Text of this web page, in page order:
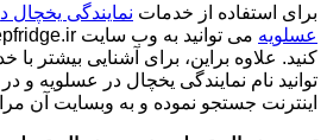
برای استفاده از خدمات نمایندگی یخچال
عسلویه
کنید. علاوه براین، برای آشنایی بیشتر
توانید نام نمایندگی یخچال در عسلویه و
اینترنت جستجو نموده و به وبسایت آن